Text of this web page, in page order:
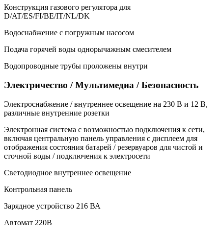
Конструкция газового регулятора для
D/AT/ES/FI/BE/IT/NL/DK
Водоснабжение с погружным насосом
Подача горячей воды однорычажным смесителем
Водопроводные трубы проложены внутри
Электричество / Мультимедиа / Безопасность
Электроснабжение / внутреннее освещение на 230 В и 12 В,
различные внутренние розетки
Электронная система с возможностью подключения к сети,
включая центральную панель управления с дисплеем для
отображения состояния батарей / резервуаров для чистой и
сточной воды / подключения к электросети
Светодиодное внутреннее освещение
Контрольная панель
Зарядное устройство 216 ВА
Автомат 220В